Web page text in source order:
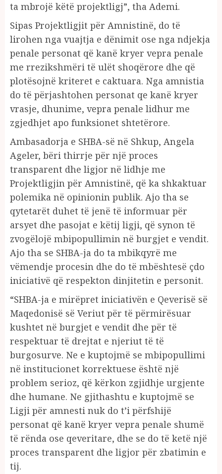
ta mbrojë këtë projektligj”, tha Ademi.
Sipas Projektligjit për Amnistinë, do të
lirohen nga vuajtja e dënimit ose nga ndjekja
penale personat që kanë kryer vepra penale
me rrezikshmëri të ulët shoqërore dhe që
plotësojnë kriteret e caktuara. Nga amnistia
do të përjashtohen personat qe kanë kryer
vrasje, dhunime, vepra penale lidhur me
zgjedhjet apo funksionet shtetërore.
Ambasadorja e SHBA-së në Shkup, Angela
Ageler, bëri thirrje për një proces
transparent dhe ligjor në lidhje me
Projektligjin për Amnistinë, që ka shkaktuar
polemika në opinionin publik. Ajo tha se
qytetarët duhet të jenë të informuar për
arsyet dhe pasojat e këtij ligji, që synon të
zvogëlojë mbipopullimin në burgjet e vendit.
Ajo tha se SHBA-ja do ta mbikqyrë me
vëmendje procesin dhe do të mbështesë çdo
iniciativë që respekton dinjitetin e personit.
“SHBA-ja e mirëpret iniciativën e Qeverisë së
Maqedonisë së Veriut për të përmirësuar
kushtet në burgjet e vendit dhe për të
respektuar të drejtat e njeriut të të
burgosurve. Ne e kuptojmë se mbipopullimi
në institucionet korrektuese është një
problem serioz, që kërkon zgjidhje urgjente
dhe humane. Ne gjithashtu e kuptojmë se
Ligji për amnesti nuk do t’i përfshijë
personat që kanë kryer vepra penale shumë
të rënda ose qeveritare, dhe se do të ketë një
proces transparent dhe ligjor për zbatimin e
tij.